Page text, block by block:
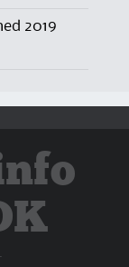
2019